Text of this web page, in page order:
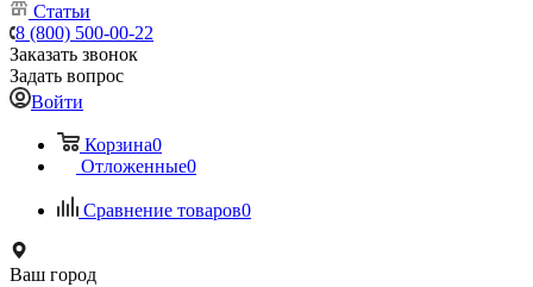
Статьи
8 (800) 500-00-22
Заказать звонок
Задать вопрос
Войти
Корзина0
Отложенные0
Сравнение товаров0
Ваш город